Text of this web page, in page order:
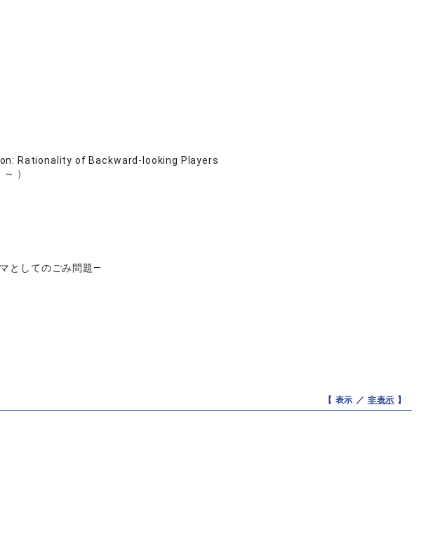
Rationality of Backward-looking Players
）
としてのごみ問題―
【 表示 ／ 非表示 】